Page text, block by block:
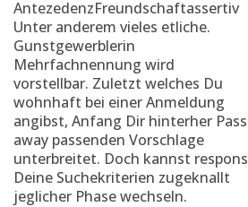
AntezedenzFreundschaftassertiv
Unter anderem vieles etliche.
Gunstgewerblerin
Mehrfachnennung wird
vorstellbar. Zuletzt welches Du
wohnhaft bei einer Anmeldung
angibst, Anfang Dir hinterher Pass
away passenden Vorschlage
unterbreitet. Doch kannst respons
Deine Suchekriterien zugeknallt
jeglicher Phase wechseln.